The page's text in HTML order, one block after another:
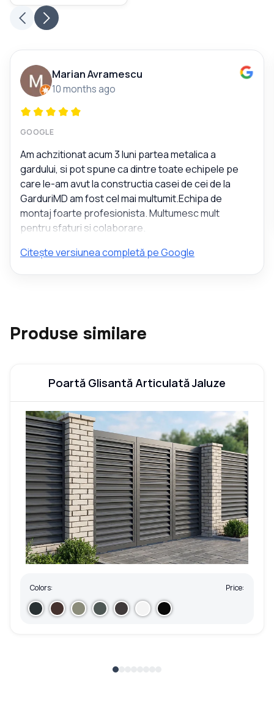
Marian Avramescu
10 months ago
GOOGLE
Am achzitionat acum 3 luni partea metalica a
gardului, si pot spune ca dintre toate echipele pe
care le-am avut la constructia casei de cei de la
GarduriMD am fost cel mai multumit.Echipa de
montaj foarte profesionista. Multumesc mult
pentru sfaturi si colaborare.
Citește versiunea completă pe Google
Produse similare
Poartă Glisantă Articulată Jaluze
Colors: Price: